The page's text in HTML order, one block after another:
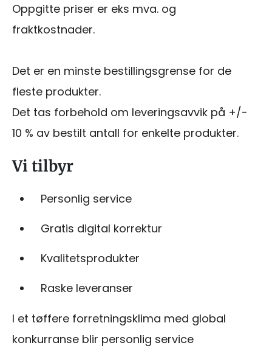
Oppgitte priser er eks mva. og
fraktkostnader.
Det er en minste bestillingsgrense for de
fleste produkter.
Det tas forbehold om leveringsavvik på +/-
10 % av bestilt antall for enkelte produkter.
Vi tilbyr
Personlig service
Gratis digital korrektur
Kvalitetsprodukter
Raske leveranser
I et tøffere forretningsklima med global
konkurranse blir personlig service